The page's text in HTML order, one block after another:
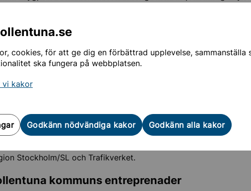
cookies, för att ge dig en förbättrad upplevelse,
ska fungera på webbplatsen.
vi kakor
Godkänn nödvändiga kakor Godkänn alla kakor
Region Stockholm om Tvärbanans utbyggnad till Helenelund
framkomlighet under
gör vad?
Stockholm/SL och Trafikverket.
kommuns entreprenader